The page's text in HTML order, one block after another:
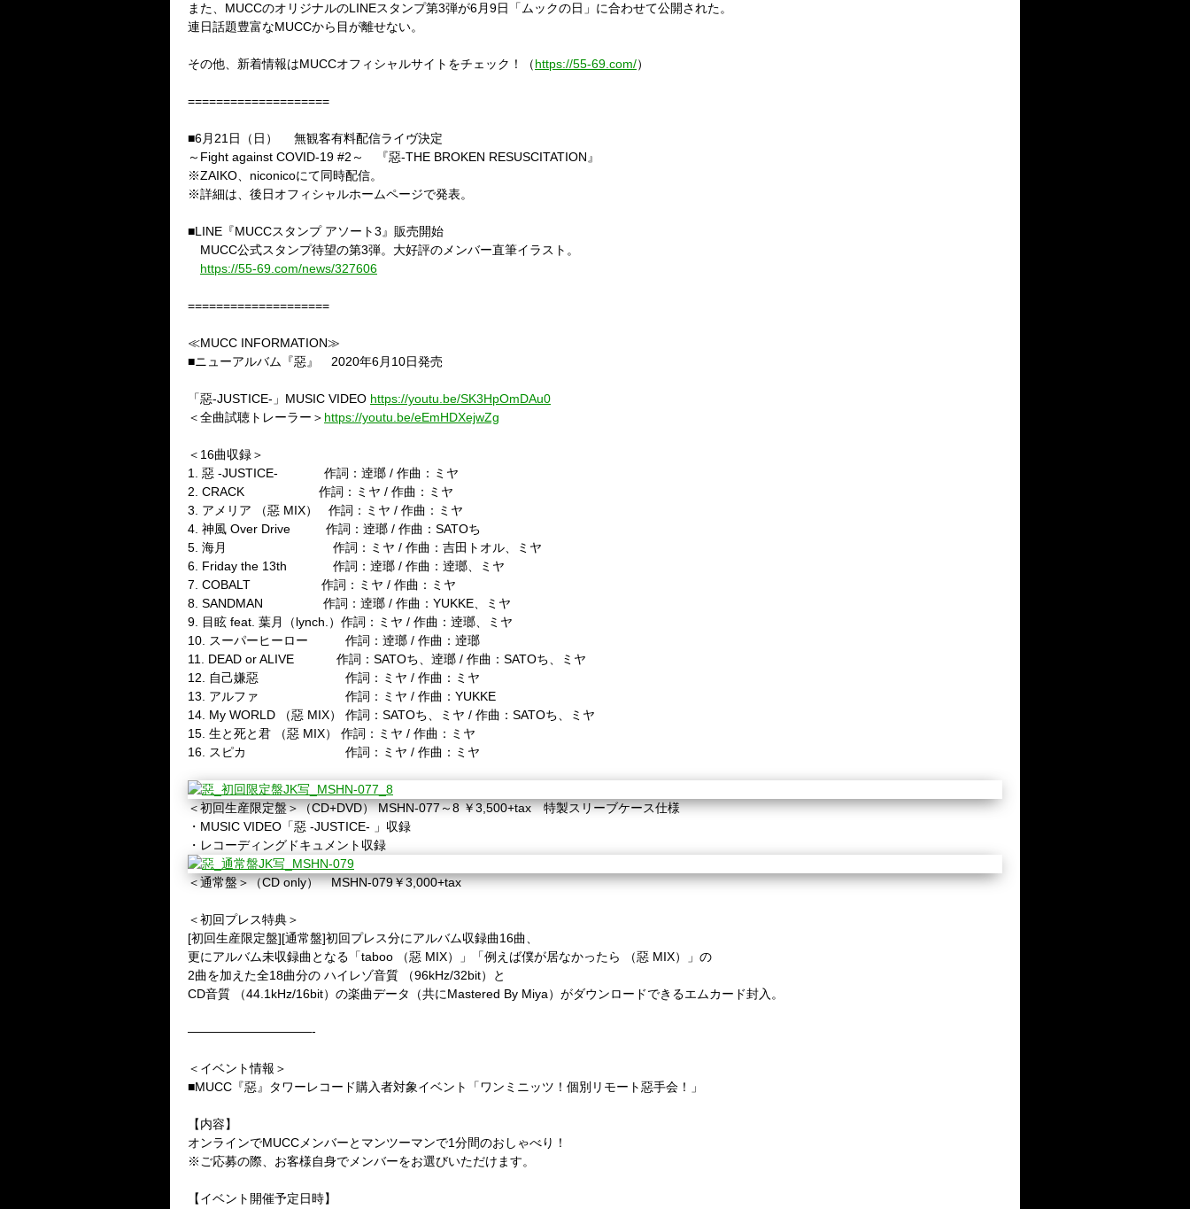
また、 MUCCのオリジナルのLINEスタンプ第3弾が6月9日「ムックの日」に合わせて公開された。
連日話題豊富なMUCCから目が離せない。
その他、新着情報はMUCCオフィシャルサイトをチェック！（https://55-69.com/）
====================
■6月 21 日（日）
無観客有料配信ライヴ決定
～ Fight against COVID-19 #2 ～ 『惡-THE BROKEN RESUSCITATION 』
※ZAIKO niconicoにて同時配信。
※詳細は、後日オフィシャルホームページで発表。
■LINE 『MUCCスタンプ アソート3 』販売開始
MUCC公式スタンプ待望の第3弾。大好評のメンバー直筆イラスト。
https://55-69.com/news/327606
====================
≪MUCC INFORMATION≫
■ニューアルバム『惡』 2020年6月 10日発売
「惡-JUSTICE- 」 MUSIC VIDEO https://youtu.be/SK3HpOmDAu0
＜全曲試聴トレーラー＞ https://youtu.be/eEmHDXejwZg
＜ 16曲収録＞
1. 惡 -JUSTICE- 作詞：逹瑯 / 作曲：ミヤ
2. CRACK 作詞：ミヤ / 作曲：ミヤ
3. アメリア （惡 MIX） 作詞：ミヤ / 作曲：ミヤ
4. 神風 Over Drive 作詞：逹瑯 / 作曲： SATOち
5. 海月 作詞：ミヤ / 作曲：吉田トオル、ミヤ
6. Friday the 13th 作詞：逹瑯 / 作曲：逹瑯、ミヤ
7. COBALT 作詞：ミヤ / 作曲：ミヤ
8. SANDMAN 作詞：逹瑯 / 作曲： YUKKE 、ミヤ
9.
目眩 feat. 葉月（lynch. ）作詞：ミヤ / 作曲：逹瑯、ミヤ
10.
スーパーヒーロー 作詞：逹瑯 / 作曲：逹瑯
11. DEAD or ALIVE 作詞： SATOち、逹瑯 / 作曲： SATOち、ミヤ
12.
自己嫌惡 作詞：ミヤ / 作曲：ミヤ
13. アルファ 作詞：ミヤ / 作曲： YUKKE
14. My WORLD
（惡 MIX） 作詞： SATOち、ミヤ / 作曲： SATOち、ミヤ
15. 生と死と君 （惡 MIX） 作詞：ミヤ / 作曲：ミヤ
16.
スピカ 作詞：ミヤ / 作曲：ミヤ
＜初回生産限定盤＞（CD+DVD）MSHN-077～8￥3,500+tax
特製スリーブケース仕様
・ MUSIC VIDEO 「惡 -JUSTICE-
」収録
・レコーディングドキュメント収録
＜通常盤＞（CD only）MSHN-079￥3,000+tax
＜初回プレス特典＞
[初回生産限定盤][通常盤]初回プレス分にアルバム収録曲16曲、
更にアルバム未収録曲となる「taboo （惡 MIX）」「例えば僕が居なかったら （惡 MIX）」の
2曲を加えた全18曲分の ハイレゾ音質 （96kHz/32bit）と
CD音質 （44.1kHz/16bit）の楽曲データ（共にMastered By Miya）がダウンロードできるエムカード封入。
——————————-
＜イベント情報＞
■MUCC 『惡』タワーレコード購入者対象イベント「ワンミニッツ！個別リモート惡手会！」
【内容】
オンラインでMUCC メンバーとマンツーマンで1分間のおしゃべり！
※ご応募の際、お客様自身でメンバーをお選びいただけます。
【イベント開催予定日時】